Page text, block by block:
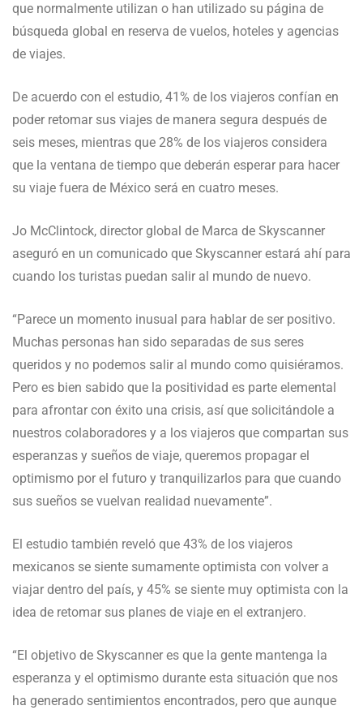
que normalmente utilizan o han utilizado su página de
búsqueda global en reserva de vuelos, hoteles y agencias
de viajes.
De acuerdo con el estudio, 41% de los viajeros confían en
poder retomar sus viajes de manera segura después de
seis meses, mientras que 28% de los viajeros considera
que la ventana de tiempo que deberán esperar para hacer
su viaje fuera de México será en cuatro meses.
Jo McClintock, director global de Marca de Skyscanner
aseguró en un comunicado que Skyscanner estará ahí para
cuando los turistas puedan salir al mundo de nuevo.
“Parece un momento inusual para hablar de ser positivo.
Muchas personas han sido separadas de sus seres
queridos y no podemos salir al mundo como quisiéramos.
Pero es bien sabido que la positividad es parte elemental
para afrontar con éxito una crisis, así que solicitándole a
nuestros colaboradores y a los viajeros que compartan sus
esperanzas y sueños de viaje, queremos propagar el
optimismo por el futuro y tranquilizarlos para que cuando
sus sueños se vuelvan realidad nuevamente”.
El estudio también reveló que 43% de los viajeros
mexicanos se siente sumamente optimista con volver a
viajar dentro del país, y 45% se siente muy optimista con la
idea de retomar sus planes de viaje en el extranjero.
“El objetivo de Skyscanner es que la gente mantenga la
esperanza y el optimismo durante esta situación que nos
ha generado sentimientos encontrados, pero que aunque